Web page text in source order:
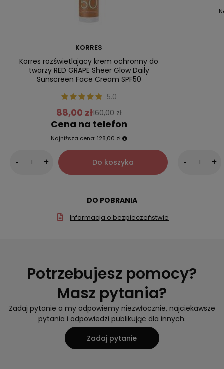
KORRES
Korres rozświetlający krem ochronny do
twarzy RED GRAPE Sheer Glow Daily
Sunscreen Face Cream SPF50
5.0
88,00 zł160,00 zł
Cena na telefon
Najniższa cena: 128,00 zł
- + Do koszyka - +
DO POBRANIA
Informacja o bezpieczeństwie
Potrzebujesz pomocy?
Masz pytania?
Zadaj pytanie a my odpowiemy niezwłocznie, najciekawsze
pytania i odpowiedzi publikując dla innych.
Zadaj pytanie